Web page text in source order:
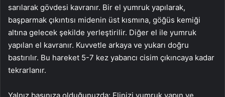
sarılarak gövdesi kavranır. Bir el yumruk yapılarak,
başparmak çıkıntısı midenin üst kısmına, göğüs kemiği
altına gelecek şekilde yerleştirilir. Diğer el ile yumruk
yapılan el kavranır. Kuvvetle arkaya ve yukarı doğru
bastırılır. Bu hareket 5-7 kez yabancı cisim çıkıncaya kadar
tekrarlanır.